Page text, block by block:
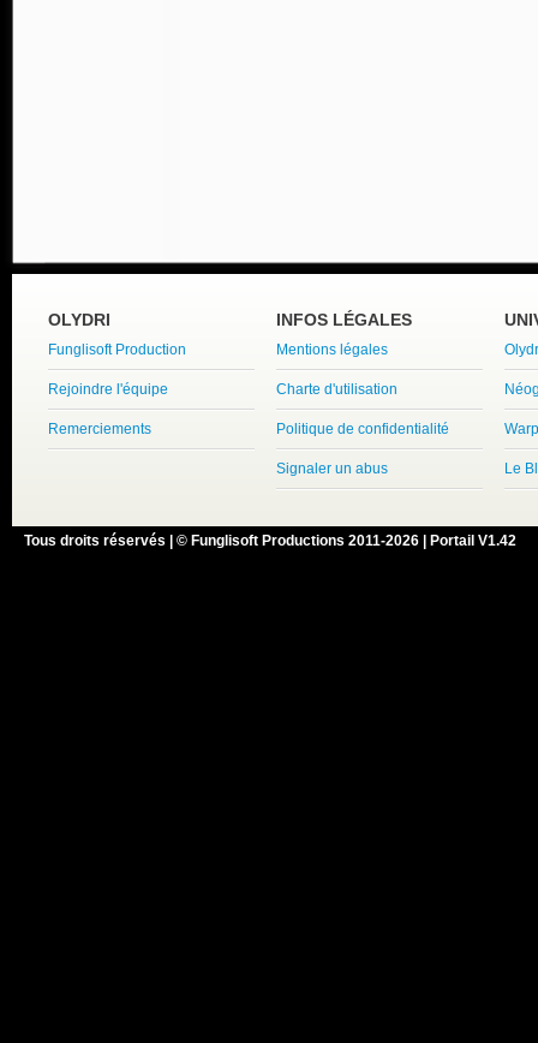
OLYDRI
Funglisoft Production
Rejoindre l'équipe
Remerciements
INFOS LÉGALES
Mentions légales
Charte d'utilisation
Politique de confidentialité
Signaler un abus Le
Tous droits réservés | © Funglisoft Productions 2011-2026 | Portail V1.42